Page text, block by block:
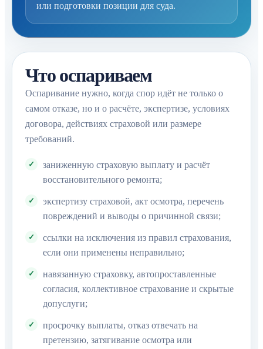
или подготовки позиции для суда.
Что оспариваем
Оспаривание нужно, когда спор идёт не только о
самом отказе, но и о расчёте, экспертизе, условиях
договора, действиях страховой или размере
требований.
заниженную страховую выплату и расчёт
восстановительного ремонта;
экспертизу страховой, акт осмотра, перечень
повреждений и выводы о причинной связи;
ссылки на исключения из правил страхования,
если они применены неправильно;
навязанную страховку, автопроставленные
согласия, коллективное страхование и скрытые
допуслуги;
просрочку выплаты, отказ отвечать на
претензию, затягивание осмотра или